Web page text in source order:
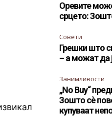
Оревите
срцето:
Совети
Грешки што
– а можат да
Занимливости
„No Buy“
Зошто сè
купуваат